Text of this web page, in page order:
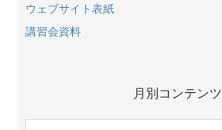
ウェブサイト表紙
講習会資料
月別コンテンツ